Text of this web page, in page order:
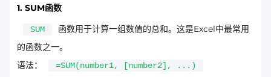
1. SUM函数
SUM
函数用于计算一组数值的总和。这是Excel中最常用
的函数之一。
语法：
=SUM(number1, [number2], ...)